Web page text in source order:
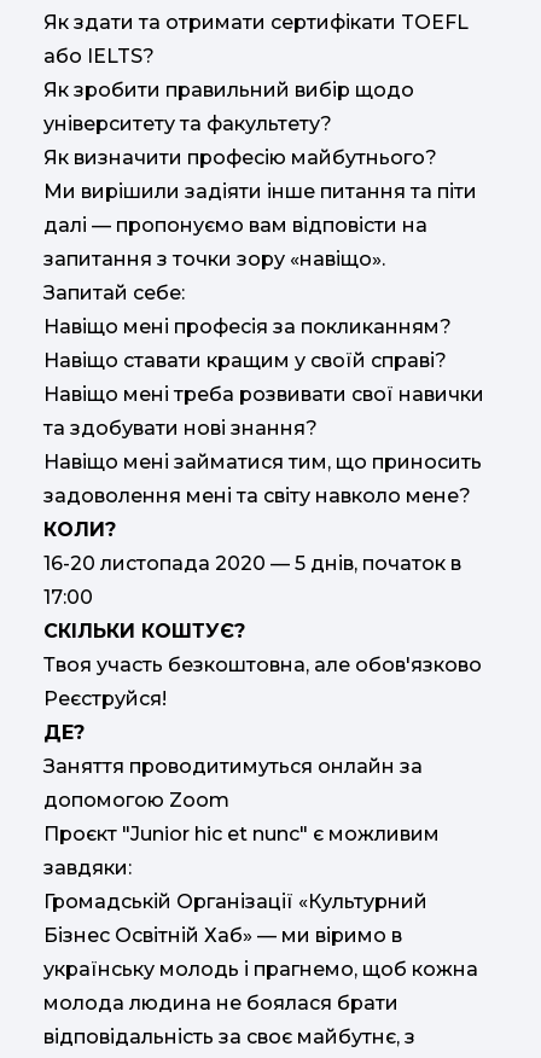
Як здати та отримати сертифікати TOEFL
або IELTS?
Як зробити правильний вибір щодо
університету та факультету?
Як визначити професію майбутнього?
Ми вирішили задіяти інше питання та піти
далі — пропонуємо вам відповісти на
запитання з точки зору «навіщо».
Запитай себе:
Навіщо мені професія за покликанням?
Навіщо ставати кращим у своїй справі?
Навіщо мені треба розвивати свої навички
та здобувати нові знання?
Навіщо мені займатися тим, що приносить
задоволення мені та світу навколо мене?
КОЛИ?
16-20 листопада 2020 — 5 днів, початок в
17:00
СКІЛЬКИ КОШТУЄ?
Твоя участь безкоштовна, але обов'язково
Реєструйся!
ДЕ?
Заняття проводитимуться онлайн за
допомогою Zoom
Проєкт "Junior hic et nunc" є можливим
завдяки:
Громадській Організації «Культурний
Бізнес Освітній Хаб» — ми віримо в
українську молодь і прагнемо, щоб кожна
молода людина не боялася брати
відповідальність за своє майбутнє, з